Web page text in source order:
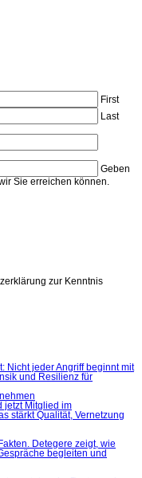
First
Last
Geben
Sie erreichen können.
zur Kenntnis